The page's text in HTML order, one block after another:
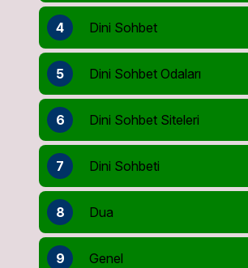
4 Dini Sohbet
5 Dini Sohbet Odaları
6 Dini Sohbet Siteleri
7 Dini Sohbeti
8 Dua
9 Genel